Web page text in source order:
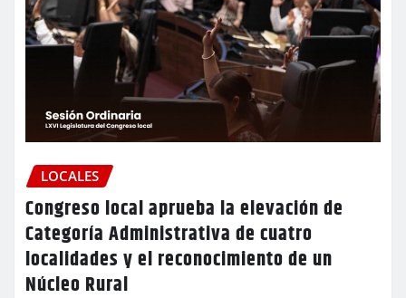
LOCALES
Congreso local aprueba la elevación de
Categoría Administrativa de cuatro
localidades y el reconocimiento de un
Núcleo Rural